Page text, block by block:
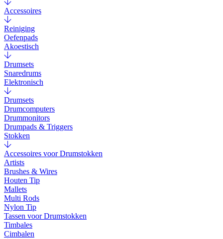
Accessoires
Reiniging
Oefenpads
Akoestisch
Drumsets
Snaredrums
Elektronisch
Drumsets
Drumcomputers
Drummonitors
Drumpads & Triggers
Stokken
Accessoires voor Drumstokken
Artists
Brushes & Wires
Houten Tip
Mallets
Multi Rods
Nylon Tip
Tassen voor Drumstokken
Timbales
Cimbalen